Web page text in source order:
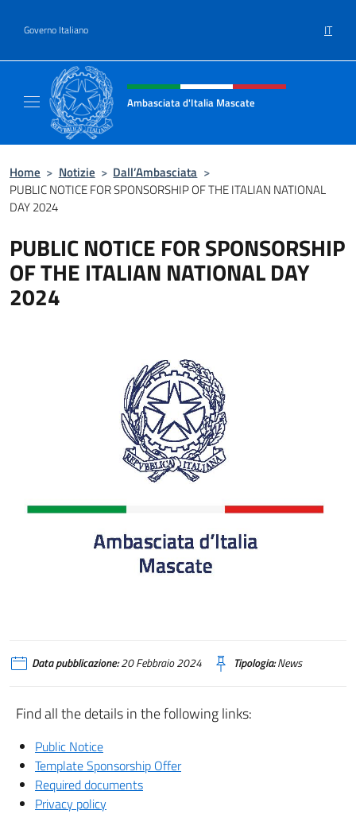
Governo Italiano IT
Intestazione sito, social e menù
Ambasciata d'Italia Mascate
Home > Notizie > Dall’Ambasciata >
PUBLIC NOTICE FOR SPONSORSHIP OF THE ITALIAN NATIONAL
DAY 2024
PUBLIC NOTICE FOR SPONSORSHIP
OF THE ITALIAN NATIONAL DAY
2024
Data pubblicazione:20 Febbraio 2024 Tipologia:News
Find all the details in the following links:
Public Notice
Template Sponsorship Offer
Required documents
Privacy policy